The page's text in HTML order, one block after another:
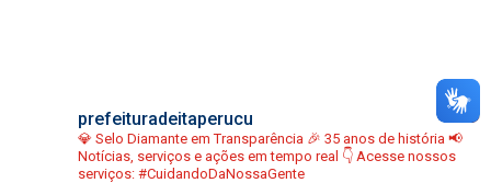
prefeituradeitaperucu
💎 Selo Diamante em Transparência 🎉 35 anos de história 📢
Notícias, serviços e ações em tempo real 👇 Acesse nossos
serviços: #CuidandoDaNossaGente